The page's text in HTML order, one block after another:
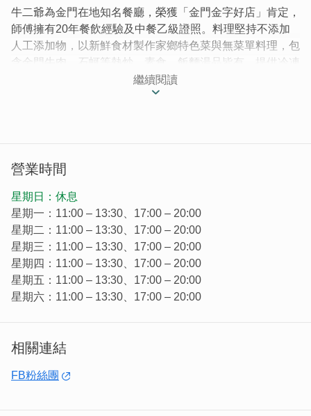
牛二爺為金門在地知名餐廳，榮獲「金門金字好店」肯定，
師傅擁有20年餐飲經驗及中餐乙級證照。料理堅持不添加
人工添加物，以新鮮食材製作家鄉特色菜與無菜單料理，包
含金門牛肉、石蚵等熱炒、素食、飯麵湯品皆有。提供冷凍
宅配服務，適合現場用餐與伴手禮購買。
匯。我們的產品與衛生值得您的信賴。
繼續閱讀
營業時間
星期日：休息
星期一：11:00 – 13:30、17:00 – 20:00
星期二：11:00 – 13:30、17:00 – 20:00
星期三：11:00 – 13:30、17:00 – 20:00
星期四：11:00 – 13:30、17:00 – 20:00
星期五：11:00 – 13:30、17:00 – 20:00
星期六：11:00 – 13:30、17:00 – 20:00
相關連結
FB粉絲團